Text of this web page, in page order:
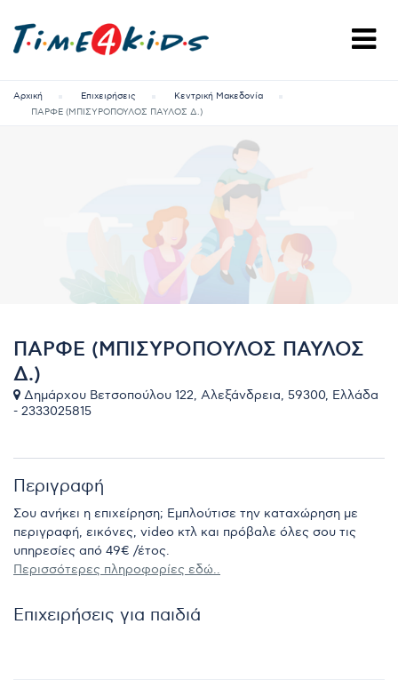
Αρχική Επιχειρήσεις
Κεντρική Μακεδονία
ΠΑΡΦΕ (ΜΠΙΣΥΡΟΠΟΥΛΟΣ ΠΑΥΛΟΣ Δ.)
ΠΑΡΦΕ (ΜΠΙΣΥΡΟΠΟΥΛΟΣ ΠΑΥΛΟΣ
Δ.)
Δημάρχου Βετσοπούλου 122, Αλεξάνδρεια, 59300, Ελλάδα
- 2333025815
Περιγραφή
Σου ανήκει η επιχείρηση; Εμπλούτισε την καταχώρηση με
περιγραφή, εικόνες, video κτλ και πρόβαλε όλες σου τις
υπηρεσίες από 49€ /έτος.
Περισσότερες πληροφορίες εδώ..
Επιχειρήσεις για παιδιά